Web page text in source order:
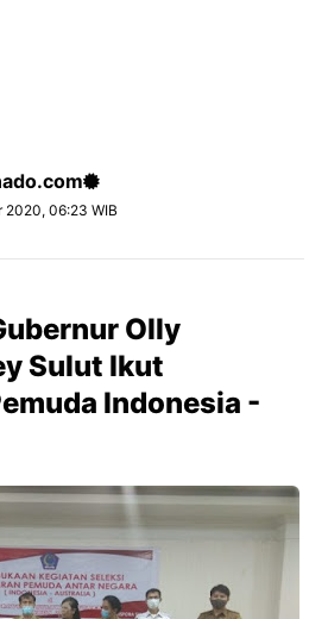
2020, 06:23 WIB
Olly
Sulut Ikut
Indonesia -